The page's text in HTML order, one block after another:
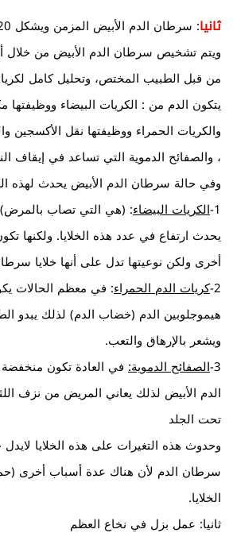
ثانيا: سرطان الدم الأبيض المزمن ويشكل 20% من الحالات
ويتم تشخيص سرطان الدم الأبيض من خلال
من قبل الطبيب المختص، وتحليل كامل
يتكون الدم من : الكريات البيضاء ووظيفتها
والكريات الحمراء ووظيفتها نقل الأكسجين
، والصفائح الدموية التي تساعد في إيقاف
وفي حالة سرطان الدم الأبيض يحدث لهذه
1- الكريات البيضاء: (هي التي تصاب
يحدث ارتفاع في عدد هذه الخلايا. ولكنها
أخرى ولكن نوعيتها تدل على أنها خلايا
2-كريات الدم الحمراء: في معظم الحالات
هيموجلوبين الدم (خضاب الدم) لذلك يبدو
ويشعر بالإرهاق والتعب.
3-الصفائح الدموية: في العادة تكون
الدم الأبيض لذلك يعاني المريض من نزف
تحت الجلد
وحدوث هذه التغيرات على هذه الخلايا
سرطان الدم لأن هناك عدة أسباب أخرى
الخلايا.
ثانيا: عمل بزل في نخاع العظم